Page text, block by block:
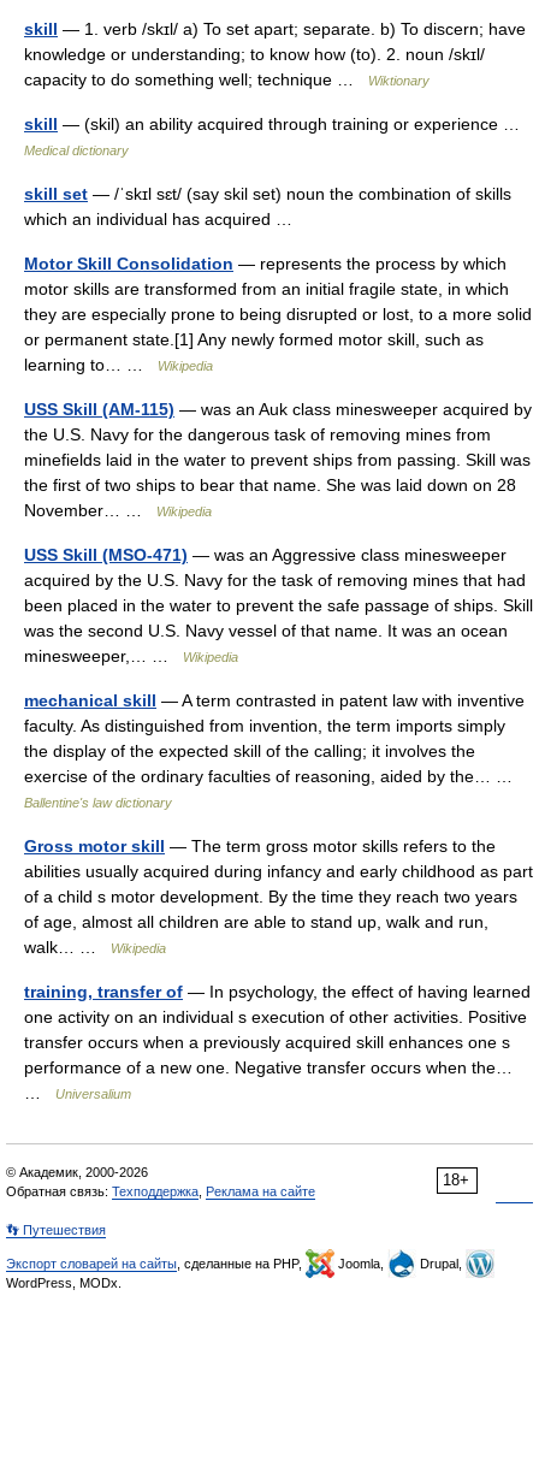
skill — 1. verb /skɪl/ a) To set apart; separate. b) To discern; have
knowledge or understanding; to know how (to). 2. noun /skɪl/
capacity to do something well; technique …
Wiktionary
skill — (skil) an ability acquired through training or experience …
Medical dictionary
skill set — /ˈskɪl sɛt/ (say skil set) noun the combination of skills
which an individual has acquired …
Motor Skill Consolidation — represents the process by which
motor skills are transformed from an initial fragile state, in which
they are especially prone to being disrupted or lost, to a more solid
or permanent state.[1] Any newly formed motor skill, such as
learning to… …
Wikipedia
USS Skill (AM-115) — was an Auk class minesweeper acquired by
the U.S. Navy for the dangerous task of removing mines from
minefields laid in the water to prevent ships from passing. Skill was
the first of two ships to bear that name. She was laid down on 28
November… …
Wikipedia
USS Skill (MSO-471) — was an Aggressive class minesweeper
acquired by the U.S. Navy for the task of removing mines that had
been placed in the water to prevent the safe passage of ships. Skill
was the second U.S. Navy vessel of that name. It was an ocean
minesweeper,… …
Wikipedia
mechanical skill — A term contrasted in patent law with inventive
faculty. As distinguished from invention, the term imports simply
the display of the expected skill of the calling; it involves the
exercise of the ordinary faculties of reasoning, aided by the… …
Ballentine's law dictionary
Gross motor skill — The term gross motor skills refers to the
abilities usually acquired during infancy and early childhood as part
of a child s motor development. By the time they reach two years
of age, almost all children are able to stand up, walk and run,
walk… …
Wikipedia
training, transfer of — In psychology, the effect of having learned
one activity on an individual s execution of other activities. Positive
transfer occurs when a previously acquired skill enhances one s
performance of a new one. Negative transfer occurs when the…
Universalium
18+
© Академик, 2000-2026
Обратная связь: Техподдержка Реклама на сайте
👣 Путешествия
Экспорт словарей на сайты , сделанные на PHP, Joomla,
Drupal,
WordPress, MODx.